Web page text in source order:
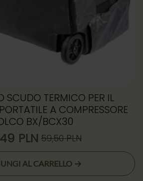
SCUDO TERMICO PER IL
A COMPRESSORE
BX/BCX30
59,50PLN
Il
prezzo
originale
PLN
Il
prezzo
attuale
AL CARRELLO